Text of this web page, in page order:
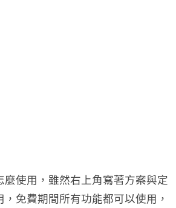
使用，雖然右上角寫著方案與定
免費期間所有功能都可以使用，